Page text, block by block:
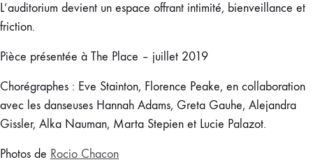
L’auditorium devient un espace offrant intimité, bienveillance et
friction.
Pièce présentée à The Place – juillet 2019
Chorégraphes : Eve Stainton, Florence Peake, en collaboration
avec les danseuses Hannah Adams, Greta Gauhe, Alejandra
Gissler, Alka Nauman, Marta Stepien et Lucie Palazot.
Photos de Rocio Chacon